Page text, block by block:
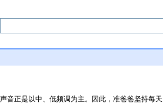
音正是以中、低频调为主。因此，准爸爸坚持每天